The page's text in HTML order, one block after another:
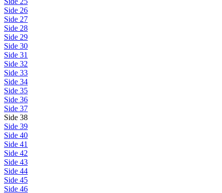
Side 26
Side 27
Side 28
Side 29
Side 30
Side 31
Side 32
Side 33
Side 34
Side 35
Side 36
Side 37
Side 38
Side 39
Side 40
Side 41
Side 42
Side 43
Side 44
Side 45
Side 46